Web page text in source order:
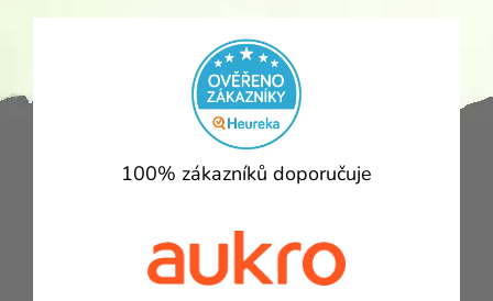
100% zákazníků doporučuje